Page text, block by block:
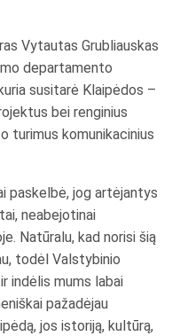
Vytautas Grubliauskas
departamento
susitarė Klaipėdos –
bei renginius
turimus komunikacinius
paskelbė, jog artėjantys
neabejotinai
Natūralu, kad norisi šią
todėl Valstybinio
indėlis mums labai
pažadėjau
jos istoriją, kultūrą,